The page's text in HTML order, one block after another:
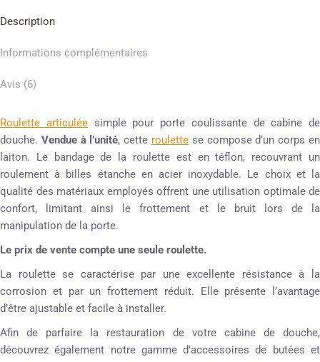
Description
Informations complémentaires
Avis (6)
Roulette articuléesimple pour porte coulissante de cabine de
douche. Vendue à l’unité, cette roulette se compose d’un corps en
laiton. Le bandage de la roulette est en téflon, recouvrant un
roulement à billes étanche en acier inoxydable. Le choix et la
qualité des matériaux employés offrent une utilisation optimale de
confort, limitant ainsi le frottement et le bruit lors de la
manipulation de la porte.
Le prix de vente compte une seule roulette.
La roulette se caractérise par une excellente résistance à la
corrosion et par un frottement réduit. Elle présente l’avantage
d’être ajustable et facile à installer.
Afin de parfaire la restauration de votre cabine de douche,
découvrez également notre gamme d’accessoires de butées et